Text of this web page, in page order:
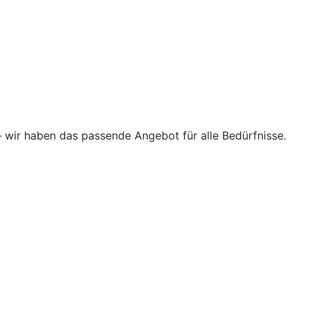
wir haben das passende Angebot für alle Bedürfnisse.